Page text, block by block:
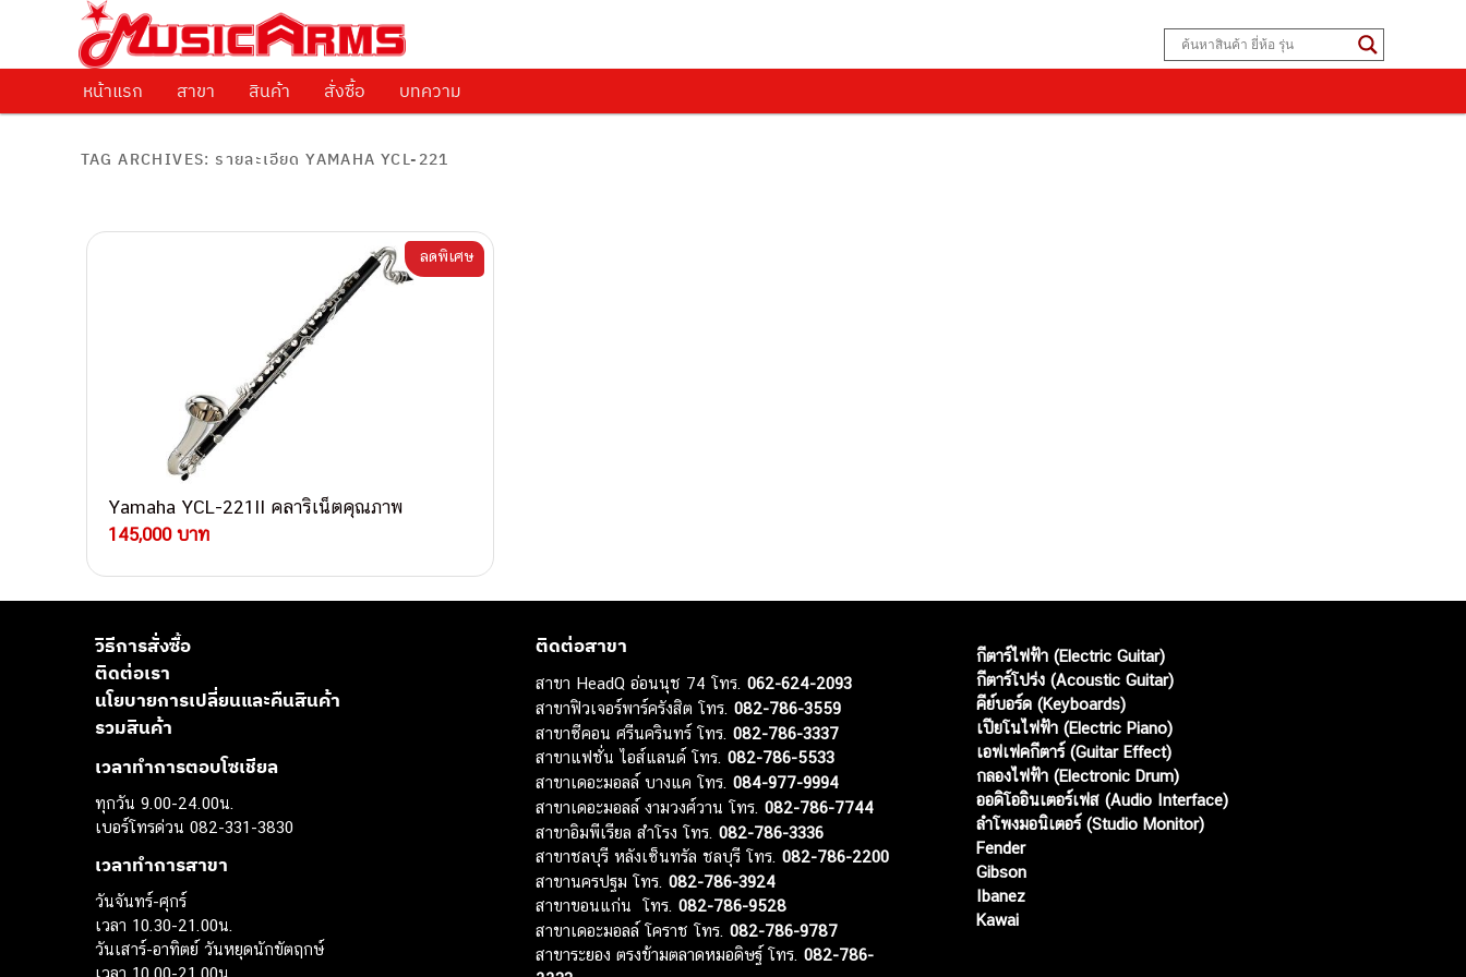
Music Arms
ศูนย์รวมครื่องดนตรีทุกชนิด ตั้งแต่เริ่มต้นถึงมืออาชีพ
Skip to primary content
Skip to secondary content
หน้าแรก สาขา สินค้า สั่งซื้อ บทความ
TAG ARCHIVES: รายละเอียด YAMAHA YCL-221
Yamaha YCL-221II คลาริเน็ตคุณภาพ
145,000 บาท
ลดพิเศษ
วิธีการสั่งซื้อ
ติดต่อเรา
นโยบายการเปลี่ยนและคืนสินค้า
รวมสินค้า
เวลาทำการตอบโซเชียล
ทุกวัน 9.00-24.00น.
เบอร์โทรด่วน 082-331-3830
เวลาทำการสาขา
วันจันทร์-ศุกร์
เวลา 10.30-21.00น.
วันเสาร์-อาทิตย์ วันหยุดนักขัตฤกษ์
เวลา 10.00-21.00น.
ติดต่อสาขา
สาขา HeadQ อ่อนนุช 74 โทร.062-624-2093
สาขาฟิวเจอร์พาร์ครังสิต โทร.082-786-3559
สาขาซีคอน ศรีนครินทร์ โทร.082-786-3337
สาขาแฟชั่น ไอส์แลนด์ โทร.082-786-5533
สาขาเดอะมอลล์ บางแค โทร.084-977-9994
สาขาเดอะมอลล์ งามวงศ์วาน โทร.082-786-7744
สาขาอิมพีเรียล สำโรง โทร.082-786-3336
สาขาชลบุรี หลังเซ็นทรัล ชลบุรี โทร.082-786-2200
สาขานครปฐม โทร.082-786-3924
สาขาขอนแก่น โทร.082-786-9528
สาขาเดอะมอลล์ โคราช โทร.082-786-9787
สาขาระยอง ตรงข้ามตลาดหมอดิษฐ์ โทร.082-786-
กีตาร์ไฟฟ้า (Electric Guitar)
กีตาร์โปร่ง (Acoustic Guitar)
คีย์บอร์ด (Keyboards)
เปียโนไฟฟ้า (Electric Piano)
เอฟเฟคกีตาร์ (Guitar Effect)
กลองไฟฟ้า (Electronic Drum)
ออดิโออินเตอร์เฟส (Audio Interface)
ลำโพงมอนิเตอร์ (Studio Monitor)
Fender
Gibson
Ibanez
Kawai